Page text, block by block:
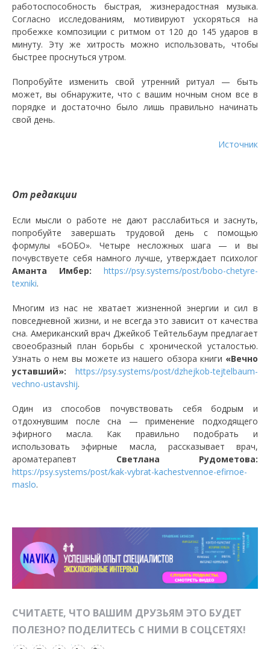
работоспособность быстрая, жизнерадостная музыка.
Согласно исследованиям, мотивируют ускоряться на
пробежке композиции с ритмом от 120 до 145 ударов в
минуту. Эту же хитрость можно использовать, чтобы
быстрее проснуться утром.
Попробуйте изменить свой утренний ритуал — быть
может, вы обнаружите, что с вашим ночным сном все в
порядке и достаточно было лишь правильно начинать
свой день.
Источник
От редакции
Если мысли о работе не дают расслабиться и заснуть,
попробуйте завершать трудовой день с помощью
формулы «БОБО». Четыре несложных шага — и вы
почувствуете себя намного лучше, утверждает психолог
Аманта Имбер: https://psy.systems/post/bobo-chetyre-
texniki.
Многим из нас не хватает жизненной энергии и сил в
повседневной жизни, и не всегда это зависит от качества
сна. Американский врач Джейкоб Тейтельбаум предлагает
своеобразный план борьбы с хронической усталостью.
Узнать о нем вы можете из нашего обзора книги «Вечно
уставший»: https://psy.systems/post/dzhejkob-tejtelbaum-
vechno-ustavshij.
Один из способов почувствовать себя бодрым и
отдохнувшим после сна — применение подходящего
эфирного масла. Как правильно подобрать и
использовать эфирные масла, рассказывает врач,
ароматерапевт Светлана Рудометова:
https://psy.systems/post/kak-vybrat-kachestvennoe-efirnoe-
maslo.
СЧИТАЕТЕ, ЧТО ВАШИМ ДРУЗЬЯМ ЭТО БУДЕТ
ПОЛЕЗНО? ПОДЕЛИТЕСЬ С НИМИ В СОЦСЕТЯХ!